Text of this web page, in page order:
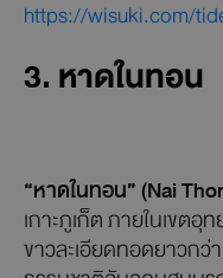
ๆ แห่งนี้ยังคงความเป็น
ด้านล่าง และบรรยากาศ
*สำหรับใครที่สนใจข้าม
สามารถตรวจสอบช่วงเ
https://wisuki.com/